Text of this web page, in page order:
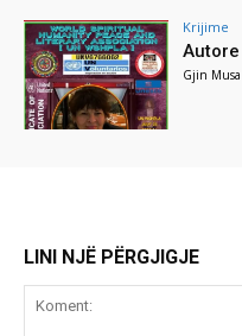
Krijime
Gjin Musa
LINI NJË PËRGJIGJE